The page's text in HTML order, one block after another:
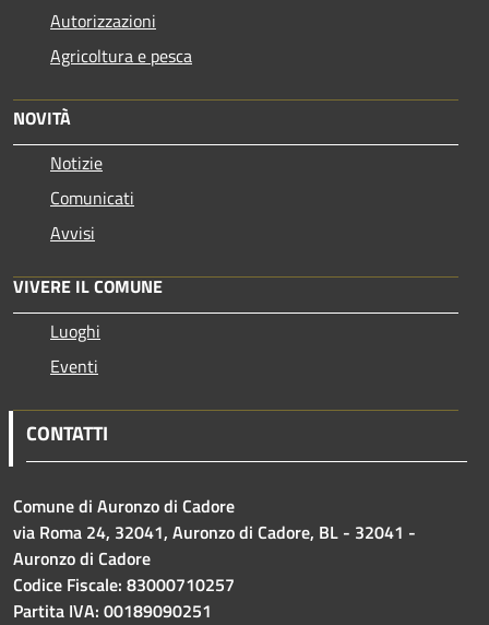
Autorizzazioni
Agricoltura e pesca
NOVITÀ
Notizie
Comunicati
Avvisi
VIVERE IL COMUNE
Luoghi
Eventi
CONTATTI
Comune di Auronzo di Cadore
via Roma 24, 32041, Auronzo di Cadore, BL - 32041 -
Auronzo di Cadore
Codice Fiscale: 83000710257
Partita IVA: 00189090251